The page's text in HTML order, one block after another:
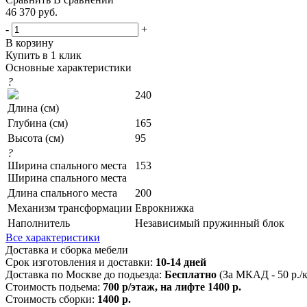
46 370 руб.
-
+
В корзину
Купить в 1 клик
Основные характеристики
?
Длина (см)
240
Глубина (см)
165
Высота (см)
95
?
Ширина спального места
Ширина спального места
153
Длина спального места
200
Механизм трансформации Еврокнижка
Наполнитель
Независимый пружинный блок
Все характеристики
Доставка и сборка мебели
Срок изготовления и доставки: 10-14 дней
Доставка по Москве до подьезда: Бесплатно (За МКАД - 50 р./
Стоимость подьема: 700 р/этаж, на лифте 1400 р.
Стоимость сборки: 1400 р.